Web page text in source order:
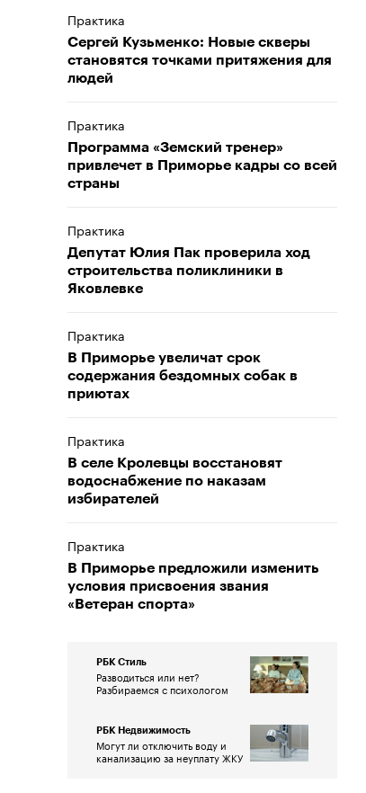
Практика
Сергей Кузьменко: Новые скверы
становятся точками притяжения для
людей
Практика
Программа «Земский тренер»
привлечет в Приморье кадры со всей
страны
Практика
Депутат Юлия Пак проверила ход
строительства поликлиники в
Яковлевке
Практика
В Приморье увеличат срок
содержания бездомных собак в
приютах
Практика
В селе Кролевцы восстановят
водоснабжение по наказам
избирателей
Практика
В Приморье предложили изменить
условия присвоения звания
«Ветеран спорта»
РБК Стиль
Разводиться или нет?
Разбираемся с психологом
РБК Недвижимость
Могут ли отключить воду и
канализацию за неуплату ЖКУ